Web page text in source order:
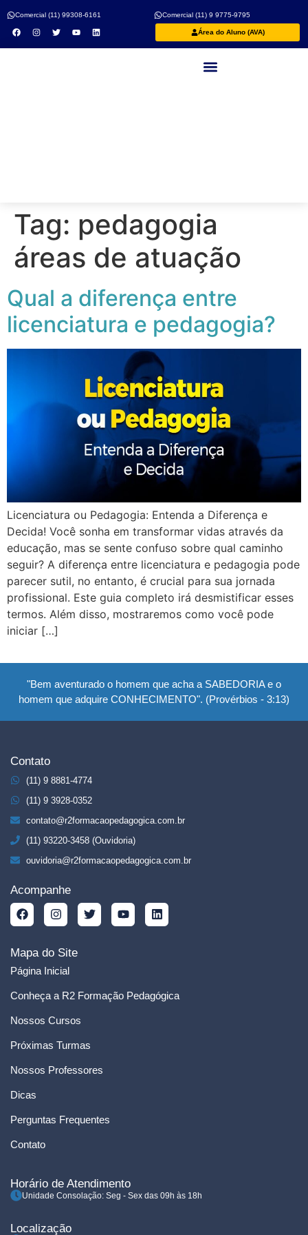
Comercial (11) 99308-6161 Comercial (11) 9 9775-9795
Área do Aluno (AVA)
Tag: pedagogia
áreas de atuação
Qual a diferença entre
licenciatura e pedagogia?
Licenciatura ou Pedagogia: Entenda a Diferença e
Decida! Você sonha em transformar vidas através da
educação, mas se sente confuso sobre qual caminho
seguir? A diferença entre licenciatura e pedagogia pode
parecer sutil, no entanto, é crucial para sua jornada
profissional. Este guia completo irá desmistificar esses
termos. Além disso, mostraremos como você pode
iniciar […]
"Bem aventurado o homem que acha a SABEDORIA e o
homem que adquire CONHECIMENTO". (Provérbios - 3:13)
Contato
(11) 9 8881-4774
(11) 9 3928-0352
contato@r2formacaopedagogica.com.br
(11) 93220-3458 (Ouvidoria)
ouvidoria@r2formacaopedagogica.com.br
Acompanhe
Mapa do Site
Página Inicial
Conheça a R2 Formação Pedagógica
Nossos Cursos
Próximas Turmas
Nossos Professores
Dicas
Perguntas Frequentes
Contato
Horário de Atendimento
Unidade Consolação: Seg - Sex das 09h às 18h
Localização